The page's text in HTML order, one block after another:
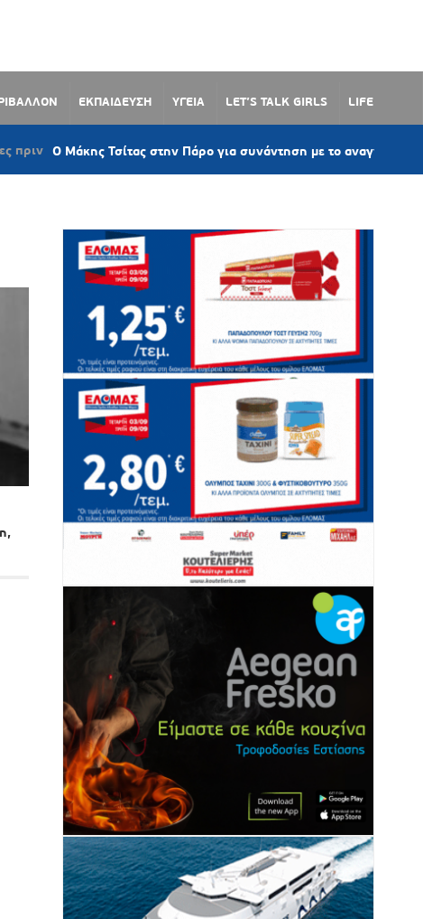
ΕΚΠΑΙΔΕΥΣΗ ΥΓΕΙΑ LET’S TALK GIRLS LIFE
Μάκης Τσίτας στην Πάρο για συνάντηση με το αναγνωστικό κοινό